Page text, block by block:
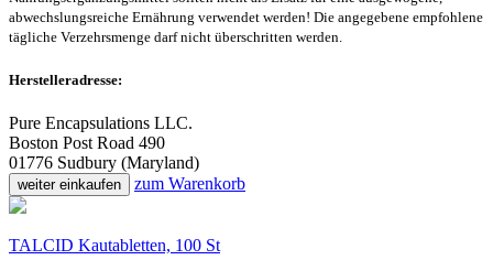
abwechslungsreiche Ernährung verwendet werden! Die angegebene empfohlene
tägliche Verzehrsmenge darf nicht überschritten werden.
Herstelleradresse:
Pure Encapsulations LLC.
Boston Post Road 490
01776 Sudbury (Maryland)
weiter einkaufen zum Warenkorb
TALCID Kautabletten, 100 St